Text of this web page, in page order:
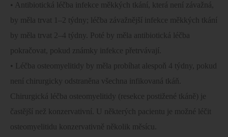
• Antibiotická léčba infekce měkkých tkání, která není závažná,
by měla trvat 1–2 týdny; léčba závažnější infekce měkkých tkání
by měla trvat 2–4 týdny. Poté by měla antibiotická léčba
pokračovat, pokud známky infekce přetrvávají.
• Léčba osteomyelitidy by měla probíhat alespoň 4 týdny, pokud
není chirurgicky odstraněna všechna infikovaná tkáň.
Chirurgická léčba osteomyelitidy (resekce postižené tkáně) je
častější než konzervativní. U některých pacientu je možné léčit
osteomyelitidu konzervativně několik měsícu.